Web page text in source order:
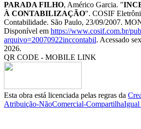
PARADA FILHO, Américo Garcia. "
À CONTABILIZAÇÃO". COSIF
Contabilidade. São Paulo, 23/09/2007.
Disponível em https://www.cosif.com.br/
arquivo=20070922inccontabil. Acessado
2026.
QR CODE - MOBILE LINK
Esta obra está licenciada pelas regras da
Atribuição-NãoComercial-CompartilhaIgual